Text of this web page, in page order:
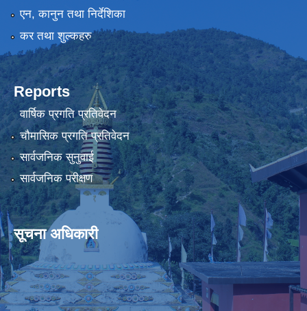
एन, कानुन तथा निर्देशिका
कर तथा शुल्कहरु
Reports
वार्षिक प्रगति प्रतिवेदन
चौमासिक प्रगति प्रतिवेदन
सार्वजनिक सुनुवाई
सार्वजनिक परीक्षण
सूचना अधिकारी